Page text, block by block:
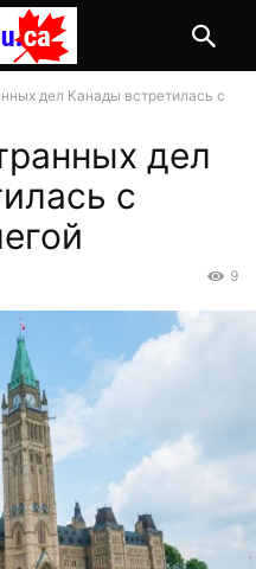
дел Канады встретилась с
дел
с
9